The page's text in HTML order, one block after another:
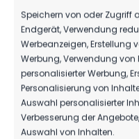
Speichern von oder Zugriff
Endgerät, Verwendung
Werbeanzeigen, Erstellung
Werbung, Verwendung von
personalisierter Werbung,
Personalisierung von
Auswahl personalisierter
Verbesserung der
Auswahl von Inhalten.
ÄHNLICHE BEITRÄGE
JFV Fußballunion
Niederlausitz vs FSV 63
Luckenwalde A-Jugend
16. April 2023
Ähnlicher Beitrag